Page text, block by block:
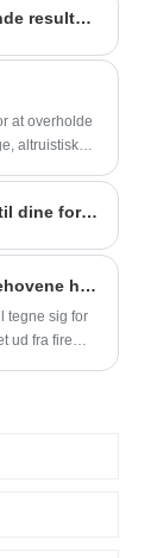
2024 Hero World Challenge: første runde resultater og anden runde tee-tider
at overholde
altruistiske,
Sådan vælger du rigtige golfkøllesæt til dine forbrugere
Hvordan opfylder golfkørerdesigns behovene hos spillere på forskellige niveauer og scenarier?
tegne sig for
ud fra fire